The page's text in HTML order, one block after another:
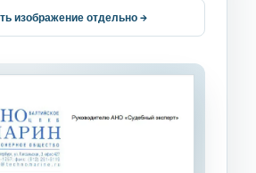
изображение отдельно →